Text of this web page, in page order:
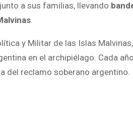
a sus familias, llevando
.
y Militar de las Islas
en el archipiélago. Cada
del reclamo soberano argentino.